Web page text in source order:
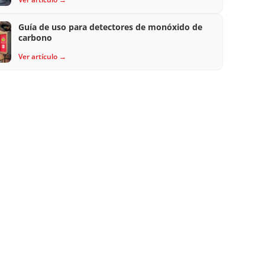
Guía de uso para detectores de monóxido de
carbono
Ver artículo →